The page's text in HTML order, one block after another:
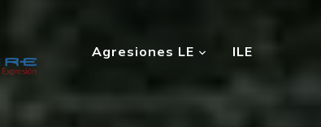
Agresiones LE ILE